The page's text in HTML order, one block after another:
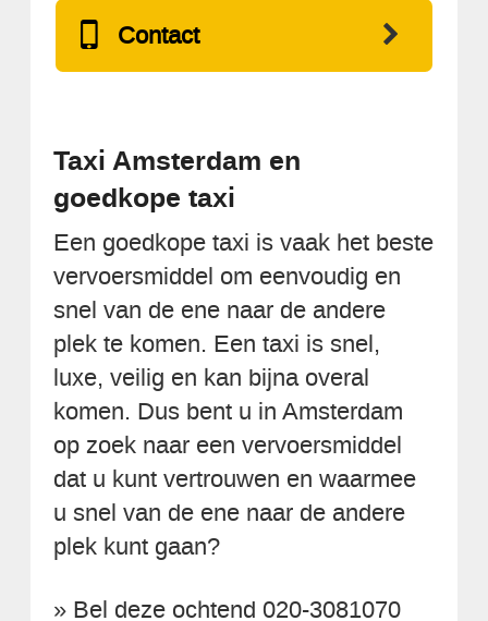
Contact
Taxi Amsterdam en
goedkope taxi
Een goedkope taxi is vaak het beste
vervoersmiddel om eenvoudig en
snel van de ene naar de andere
plek te komen. Een taxi is snel,
luxe, veilig en kan bijna overal
komen. Dus bent u in Amsterdam
op zoek naar een vervoersmiddel
dat u kunt vertrouwen en waarmee
u snel van de ene naar de andere
plek kunt gaan?
» Bel deze ochtend 020-3081070